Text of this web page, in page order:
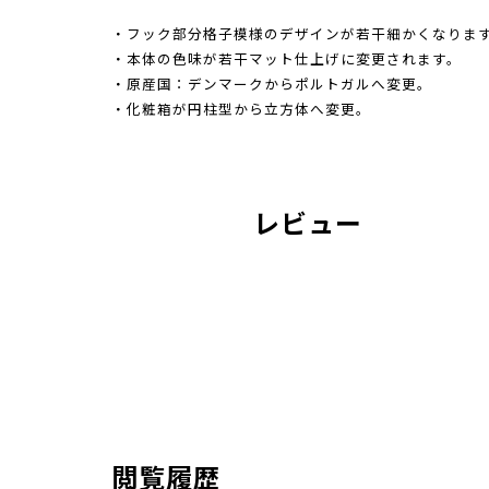
・フック部分格子模様のデザインが若干細かくなります
・本体の色味が若干マット仕上げに変更されます。
・原産国：デンマークからポルトガルへ変更。
・化粧箱が円柱型から立方体へ変更。
レビュー
閲覧履歴